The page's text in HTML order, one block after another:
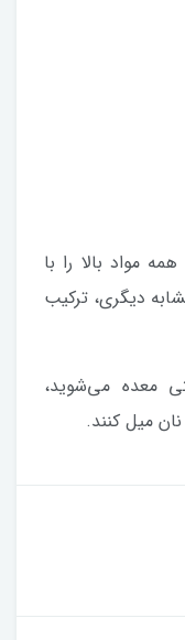
مواد بالا را با
دیگری، ترکیب
معده می‌شوید،
میل کنند.